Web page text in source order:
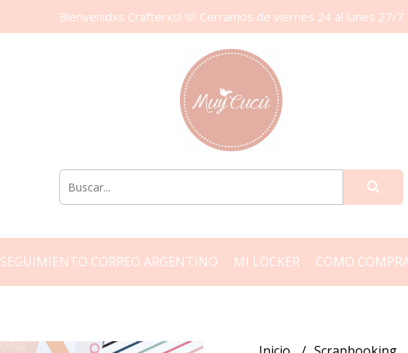
Bienvenidxs Crafterxs! 🩷 Cerramos de viernes 24 al lunes 27/7
SEGUIMIENTO CORREO ARGENTINO MI LOCKER COMO